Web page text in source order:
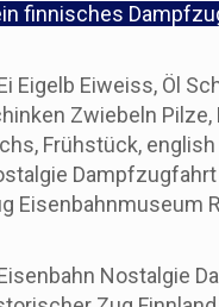
finnisches